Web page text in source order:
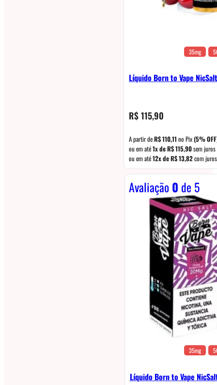
35mg
Líquido Born to Vape
R$115,90
A partir deR$110,11 no Pix(5%
ou em até1x deR$115,90sem juros
ou em até12x deR$13,82com juros
Avaliação0 de 5
35mg
Líquido Born to Vape